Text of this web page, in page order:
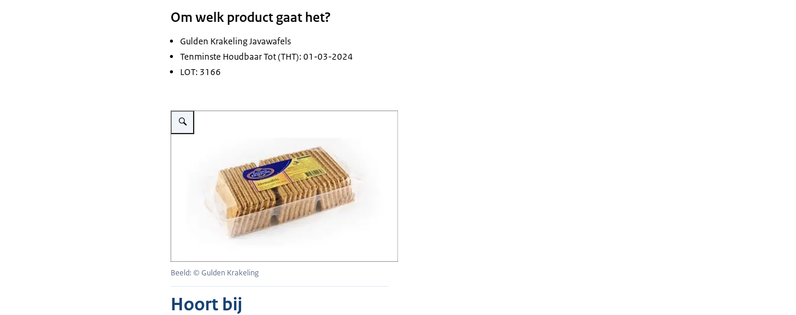
Om welk product gaat het?
Gulden Krakeling Javawafels
Tenminste Houdbaar Tot (THT): 01-03-2024
LOT: 3166
Vergroot afbeelding Veiligheidswaarschuwing Javawafels Gulden Krakeling
Beeld: © Gulden Krakeling
Hoort bij